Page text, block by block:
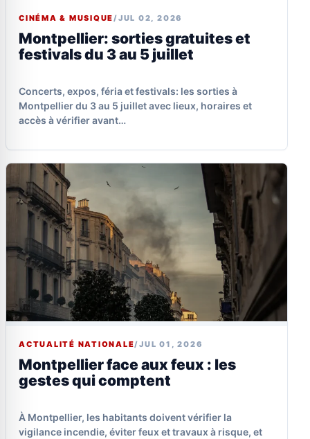
CINÉMA & MUSIQUE /JUL 02, 2026
Montpellier: sorties gratuites et
festivals du 3 au 5 juillet
Concerts, expos, féria et festivals: les sorties à
Montpellier du 3 au 5 juillet avec lieux, horaires et
accès à vérifier avant…
ACTUALITÉ NATIONALE/JUL 01, 2026
Montpellier face aux feux : les
gestes qui comptent
À Montpellier, les habitants doivent vérifier la
vigilance incendie, éviter feux et travaux à risque, et